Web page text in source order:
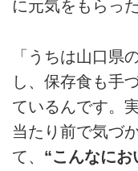
に元気をもらっ
「うちは山口県
し、保存食も手
ているんです。
当たり前で気づ
て、 “こんなにお